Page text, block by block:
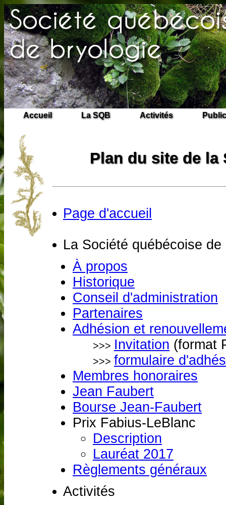
Accueil La SQB Activités
Plan du site de la
Page d'accueil
La Société québécoise
À propos
Historique
Conseil d'administration
Partenaires
Adhésion et
>>> Invitation (format
>>> formulaire
Membres honoraires
Jean Faubert
Bourse Jean-Faubert
Prix Fabius-LeBlanc
Description
Lauréat 2017
Règlements généraux
Activités